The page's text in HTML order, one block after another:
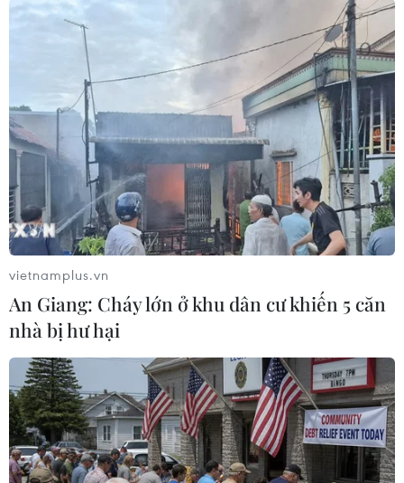
Kết thúc chương trình, các khách mời đã tham
gia phần bốc thăm trúng thưởng và nhận những
món quà mang bản sắc dân tộc của 3 nước
ASEAN./.
(TTXVN/Vietnam+)
vietnamplus.vn
An Giang: Cháy lớn ở khu dân cư khiến 5 căn
nhà bị hư hại